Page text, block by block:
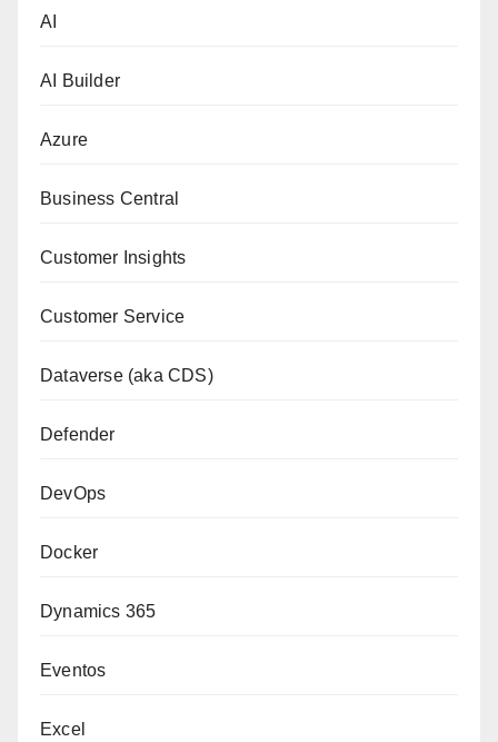
AI
AI Builder
Azure
Business Central
Customer Insights
Customer Service
Dataverse (aka CDS)
Defender
DevOps
Docker
Dynamics 365
Eventos
Excel